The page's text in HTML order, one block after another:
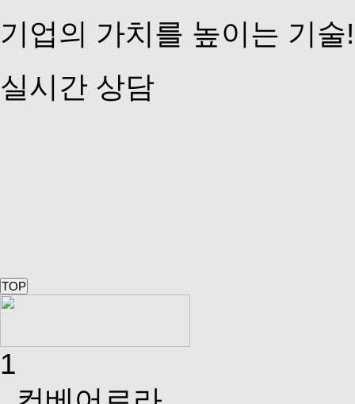
기업의 가치를 높이는 기
실시간 상담
TOP
1